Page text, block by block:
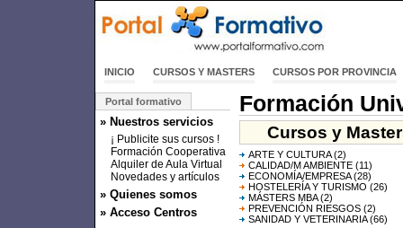
INICIO CURSOS Y MASTERS CURSOS POR PROVINCIA
Portal formativo
» Nuestros servicios
¡ Publicite sus cursos !
Formación Cooperativa
Alquiler de Aula Virtual
Novedades y artículos
» Quienes somos
» Acceso Centros
Formación
Cursos y
ARTE Y CULTURA(2)
CALIDAD/M AMBIENTE (11)
ECONOMÍA/EMPRESA(28)
HOSTELERÍA Y TURISMO (26)
MÁSTERS MBA(2)
PREVENCIÓN RIESGOS (2)
SANIDAD Y VETERINARIA(66)